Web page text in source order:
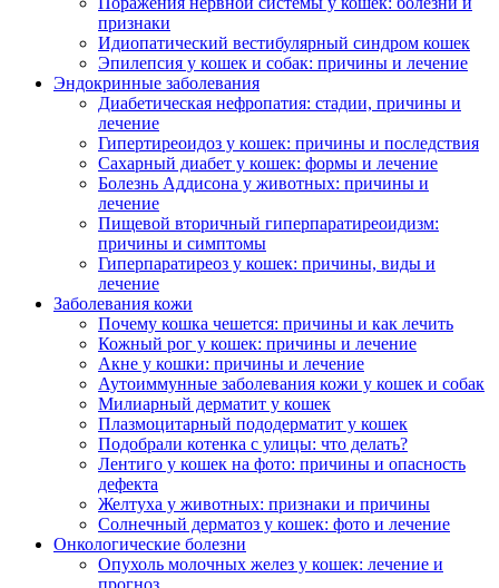
признаки
Идиопатический вестибулярный синдром кошек
Эпилепсия у кошек и собак: причины и лечение
Эндокринные заболевания
Диабетическая нефропатия: стадии, причины и
лечение
Гипертиреоидоз у кошек: причины и последствия
Сахарный диабет у кошек: формы и лечение
Болезнь Аддисона у животных: причины и
лечение
Пищевой вторичный гиперпаратиреоидизм:
причины и симптомы
Гиперпаратиреоз у кошек: причины, виды и
лечение
Заболевания кожи
Почему кошка чешется: причины и как лечить
Кожный рог у кошек: причины и лечение
Акне у кошки: причины и лечение
Аутоиммунные заболевания кожи у кошек и собак
Милиарный дерматит у кошек
Плазмоцитарный пододерматит у кошек
Подобрали котенка с улицы: что делать?
Лентиго у кошек на фото: причины и опасность
дефекта
Желтуха у животных: признаки и причины
Солнечный дерматоз у кошек: фото и лечение
Онкологические болезни
Опухоль молочных желез у кошек: лечение и
прогноз